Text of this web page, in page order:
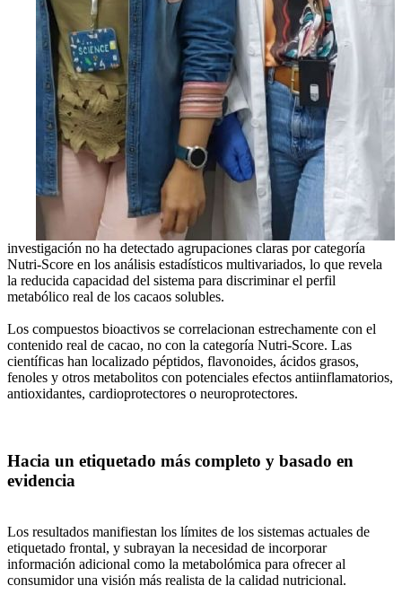
investigación no ha detectado agrupaciones claras por categoría
Nutri-Score en los análisis estadísticos multivariados, lo que revela
la reducida capacidad del sistema para discriminar el perfil
metabólico real de los cacaos solubles.
Los compuestos bioactivos se correlacionan estrechamente con el
contenido real de cacao, no con la categoría Nutri-Score. Las
científicas han localizado péptidos, flavonoides, ácidos grasos,
fenoles y otros metabolitos con potenciales efectos antiinflamatorios,
antioxidantes, cardioprotectores o neuroprotectores.
Hacia un etiquetado más completo y basado en
evidencia
Los resultados manifiestan los límites de los sistemas actuales de
etiquetado frontal, y subrayan la necesidad de incorporar
información adicional como la metabolómica para ofrecer al
consumidor una visión más realista de la calidad nutricional.